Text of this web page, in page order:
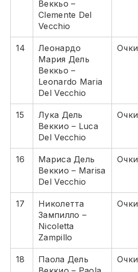
Веккьо –
Clemente Del
Vecchio
14
Леонардо
Мария Дель
Веккьо –
Leonardo Maria
Del Vecchio
Очки
15
Лука Дель
Веккио – Luca
Del Vecchio
Очки
16
Мариса Дель
Веккио – Marisa
Del Vecchio
Очки
17
Николетта
Зампилло –
Nicoletta
Zampillo
Очки
18
Паола Дель
Очки